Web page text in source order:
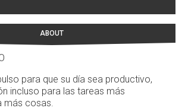
ABOUT
para que su día sea productivo,
incluso para las tareas más
más cosas.